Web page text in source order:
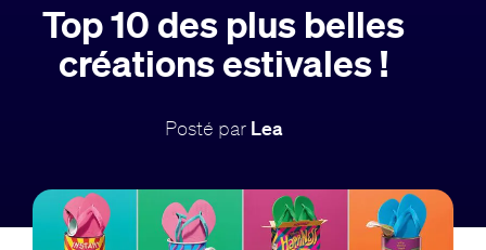
À propos
Guide
FR
Top 10 des plus belles
créations estivales !
Posté par Lea